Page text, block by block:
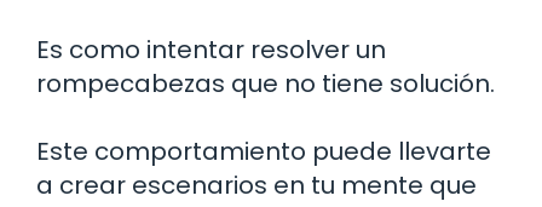
Es como intentar resolver un
rompecabezas que no tiene solución.
Este comportamiento puede llevarte
a crear escenarios en tu mente que